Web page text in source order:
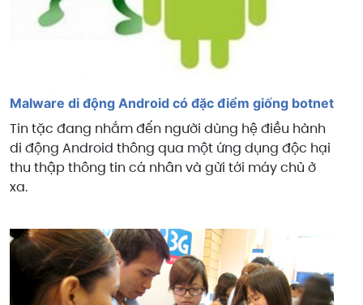
Malware di động Android có đặc điểm giống botnet
Tin tặc đang nhắm đến người dùng hệ điều hành
di động Android thông qua một ứng dụng độc hại
thu thập thông tin cá nhân và gửi tới máy chủ ở
xa.